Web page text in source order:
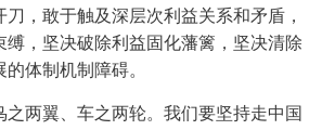
，敢于触及深层次利益关系和矛盾，
缚，坚决破除利益固化藩篱，坚决清除
体制机制障碍。
两翼、车之两轮。我们要坚持走中国